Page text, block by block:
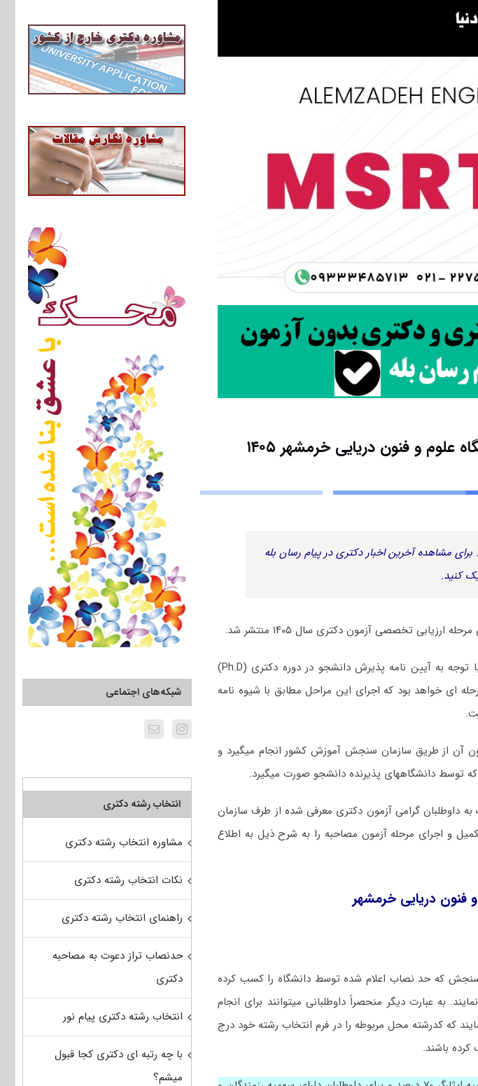
علوم و فنون دریایی خرمشهر ۱۴۰۵
برای مشاهده آخرین اخبار دکتری در پیام رسان بله
کنید.
تخصصی آزمون دکتری سال ۱۴۰۵ منتشر شد.
، بنا بر اعلام این دانشگاه، با توجه به آیین نامه پذیرش دانشجو در دوره دکتری (Ph.D)
ای خواهد بود که اجرای این مراحل مطابق با شیوه نامه
آن از طریق سازمان سنجش آموزش کشور انجام میگیرد و
توسط دانشگاههای پذیرنده دانشجو صورت میگیرد.
داوطلبان گرامی آزمون دکتری معرفی شده از طرف سازمان
و اجرای مرحله آزمون مصاحبه را به شرح ذیل به اطلاع
فنون دریایی خرمشهر
سنجش که حد نصاب اعلام شده توسط دانشگاه را کسب کرده
به عبارت دیگر منحصراً داوطلبانی میتوانند برای انجام
که کدرشته محل مربوطه را در فرم انتخاب رشته خود درج
باشند.
شبکه‌های اجتماعی
انتخاب رشته دکتری
مشاوره انتخاب رشته دکتری
نکات انتخاب رشته دکتری
راهنمای انتخاب رشته دکتری
حدنصاب تراز دعوت به مصاحبه
دکتری
انتخاب رشته دکتری پیام نور
با چه رتبه ای دکتری کجا قبول
میشم؟